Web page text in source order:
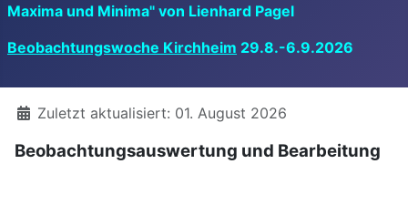
Maxima und Minima" von Lienhard Pagel
Beobachtungswoche Kirchheim 29.8.-6.9.2026
DetailsZuletzt aktualisiert: 01. August 2026
Beobachtungsauswertung und Bearbeitung